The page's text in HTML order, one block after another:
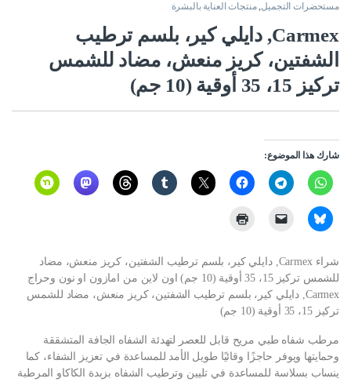
مستحضرات التجميل,منتجات العناية بالبشرة
Carmex, دايلي كير، بلسم ترطيب
الشفتين، كريز منعش، مضاد للشمس
تركيز 15، 35 أوقية (10 جم)
شارك هذا الموضوع:
شراء Carmex, دايلي كير، بلسم ترطيب الشفتين، كريز منعش، مضاد
للشمس تركيز 15، 35 أوقية (10 جم) اون لاين من امازون او نون وحراج
Carmex, دايلي كير، بلسم ترطيب الشفتين، كريز منعش، مضاد للشمس
تركيز 15، 35 أوقية (10 جم)
مرطب شفاه طبي مريح قابل للعصر لتهدئة الشفاه الجافة المتشققة
وحمايتها ويوفر حاجزًا وقائيًا طويل الأمد للمساعدة في تعزيز الشفاء، كما
ينساب بسلاسة للمساعدة في تليين وترطيب الشفاه بزبدة الكاكاو المرطبة